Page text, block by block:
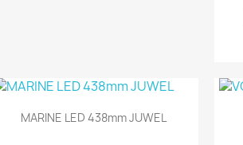
Aperçu rapide
MARINE LED 438mm JUWEL